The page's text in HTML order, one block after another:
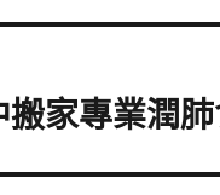
搬家專業潤